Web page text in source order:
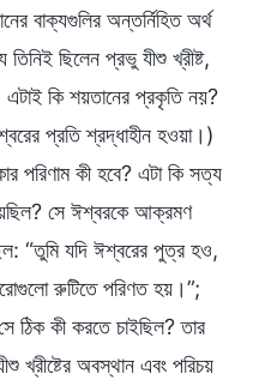
বাক্যগুলির অন্তর্নিহিত অর্থ
ছিলেন প্রভু যীশু খ্রীষ্ট,
এটাই কি শয়তানের প্রকৃতি নয়?
প্রতি শ্রদ্ধাহীন হওয়া।)
পরিণাম কী হবে? এটা কি সত্য
সে ঈশ্বরকে আক্রমণ
“তুমি যদি ঈশ্বরের পুত্র হও,
রুটিতে পরিণত হয়।”;
ঠিক কী করতে চাইছিল? তার
খ্রীষ্টের অবস্থান এবং পরিচয়